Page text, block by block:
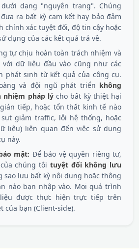
dạng "nguyên trạng". Chúng
ra bất kỳ cam kết hay bảo đảm
chính xác tuyệt đối, độ tin cậy hoặc
dụng của các kết quả trả về.
tự chịu hoàn toàn trách nhiệm và
dữ liệu đầu vào cũng như các
phát sinh từ kết quả của công cụ.
và đội ngũ phát triển không
nhiệm pháp lýcho bất kỳ thiệt hại
tiếp, hoặc tổn thất kinh tế nào
sụt giảm traffic, lỗi hệ thống, hoặc
liệu) liên quan đến việc sử dụng
này.
mật: Để bảo vệ quyền riêng tư,
chúng tôi tuyệt đối không lưu
sao lưu bất kỳ nội dung hoặc thông
nào bạn nhập vào. Mọi quá trình
được thực hiện trực tiếp trên
của bạn (Client-side).